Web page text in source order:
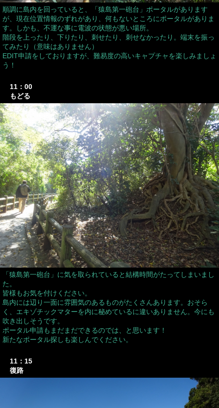
順調に島内を回っていると、「猿島第一砲台」ポータルがあります
が、現在位置情報のずれがあり、何もないところにポータルがありま
す。しかも、不運な事に電波の状態が悪い場所。
階段を上ったり、下りたり、刺せたり、刺せなかったり。端末を振っ
てみたり（意味はありません）
EDIT申請をしておりますが、難易度の高いキャプチャを楽しみましょ
う！
11：00
もどる
「猿島第一砲台」に気を取られていると結構時間がたってしまいまし
た。
皆様もお気を付けください。
島内には辺り一面に雰囲気のあるものがたくさんあります。おそら
く、エキゾチックマターを内に秘めているに違いありません。今にも
吹き出しそうです。
ポータル申請もまだまだできるのでは、と思います！
新たなポータル探しも楽しんでください。
11：15
復路